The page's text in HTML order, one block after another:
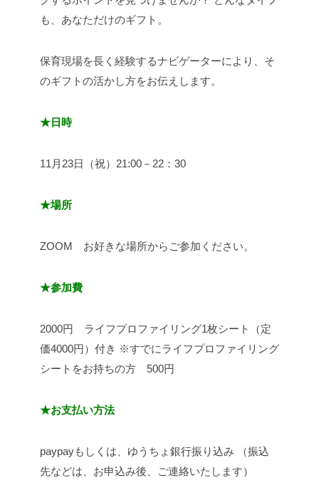
も、あなただけのギフト。
保育現場を長く経験するナビゲーターにより、そ
のギフトの活かし方をお伝えします。
★日時
11月23日（祝）21:00－22：30
★場所
ZOOM お好きな場所からご参加ください。
★参加費
2000円 ライフプロファイリング1枚シート（定
価4000円）付き ※すでにライフプロファイリング
シートをお持ちの方 500円
★お支払い方法
paypayもしくは、ゆうちょ銀行振り込み （振込
先などは、お申込み後、ご連絡いたします）